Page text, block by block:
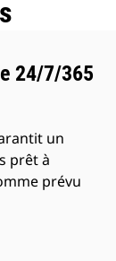
24/7/365
un
prêt à
prévu